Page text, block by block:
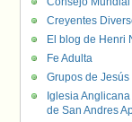
Creyentes
El blog de Henri
Fe Adulta
Grupos de Jesús
Iglesia
de San Andres